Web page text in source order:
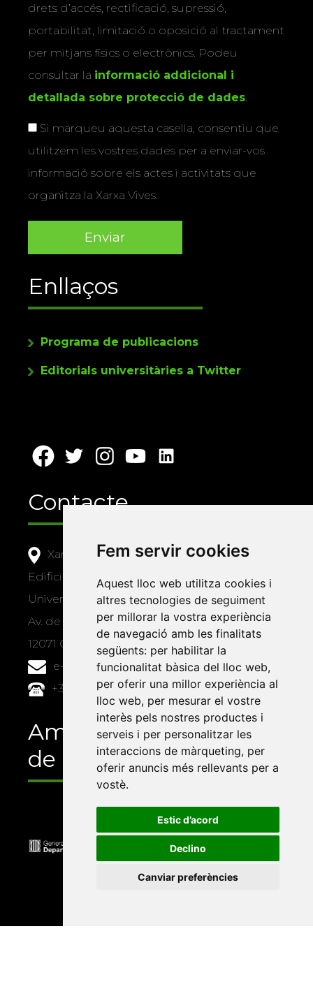
Fem servir cookies
Aquest lloc web utilitza cookies i
altres tecnologies de seguiment
per millorar la vostra experiència
de navegació amb les finalitats
següents: per habilitar la
funcionalitat bàsica del lloc web,
per oferir una millor experiència al
lloc web, per mesurar el vostre
interès pels nostres productes i
serveis i per personalitzar les
interaccions de màrqueting, per
oferir anuncis més rellevants per a
vostè.
Estic d’acord
Declino
Canviar preferències
drets d’accés, rectificació, supressió,
portabilitat, limitació o oposició al tractament
per mitjans físics o electrònics. Podeu
consultar la informació addicional i
detallada sobre protecció de dades
Si marqueu aquesta casella, consentiu que
utilitzem les vostres dades per a enviar-vos
informació sobre els actes i activitats que
organitza la Xarxa Vives.
Enllaços
Programa de publicacions
Editorials universitàries a Twitter
Contacte
Xarxa Vives d'Universitats
Edifici Àgora
Universitat Jaume I, local 10
Av. de Vicent Sos Baynat, s/n
12071 Castelló de la Plana
e-buc@vives.org
+34 964 72 89 93
Amb el suport
de